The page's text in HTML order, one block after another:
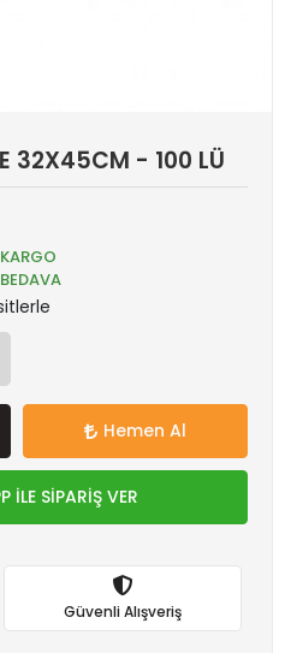
32X45CM - 100 LÜ
KARGO
BEDAVA
Hemen Al
İLE SİPARİŞ VER
Güvenli Alışveriş